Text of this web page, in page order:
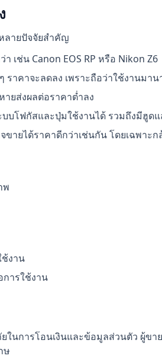
ลายปัจจัยสำคัญ
เช่น Canon EOS RP หรือ Nikon Z6
ราคาจะลดลง เพราะถือว่าใช้งานมา
ายส่งผลต่อราคาต่ำลง
บโฟกัสและปุ่มใช้งานได้ รวมถึงมีฮูด
ายได้ราคาดีกว่าเช่นกัน โดยเฉพาะ
พ
งาน
ารใช้งาน
นการโอนเงินและข้อมูลส่วนตัว ผู้ข
ษ